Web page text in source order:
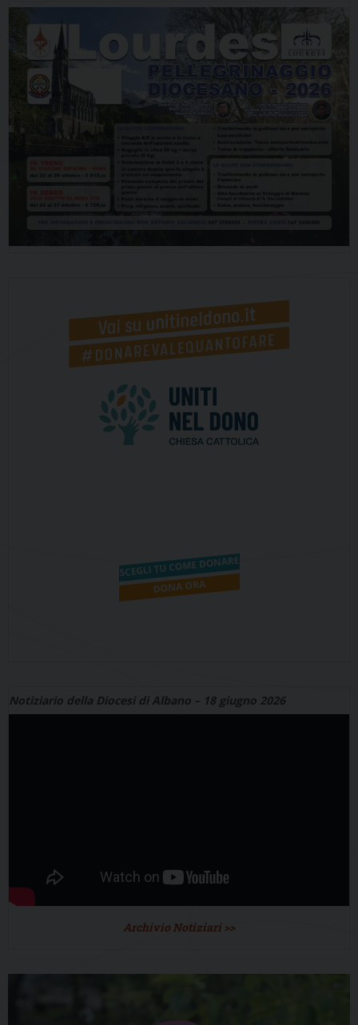
Notiziario della Diocesi di Albano – 18 giugno 2026
Archivio Notiziari >>